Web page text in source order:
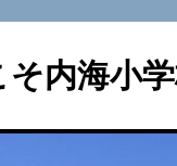
そ内海小